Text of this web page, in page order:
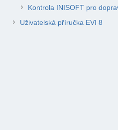
Kontrola INISOFT pro
Uživatelská příručka EVI 8